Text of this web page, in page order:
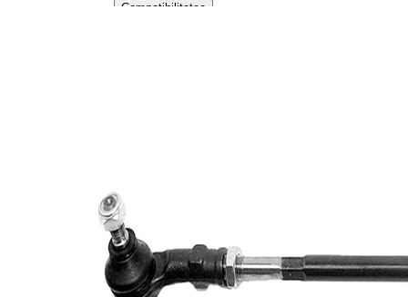
Compatibilitatea
extins/Informatii
de extindere
Dimensiune
filet 1
1,5
Numar articol
par
VKDY
331028